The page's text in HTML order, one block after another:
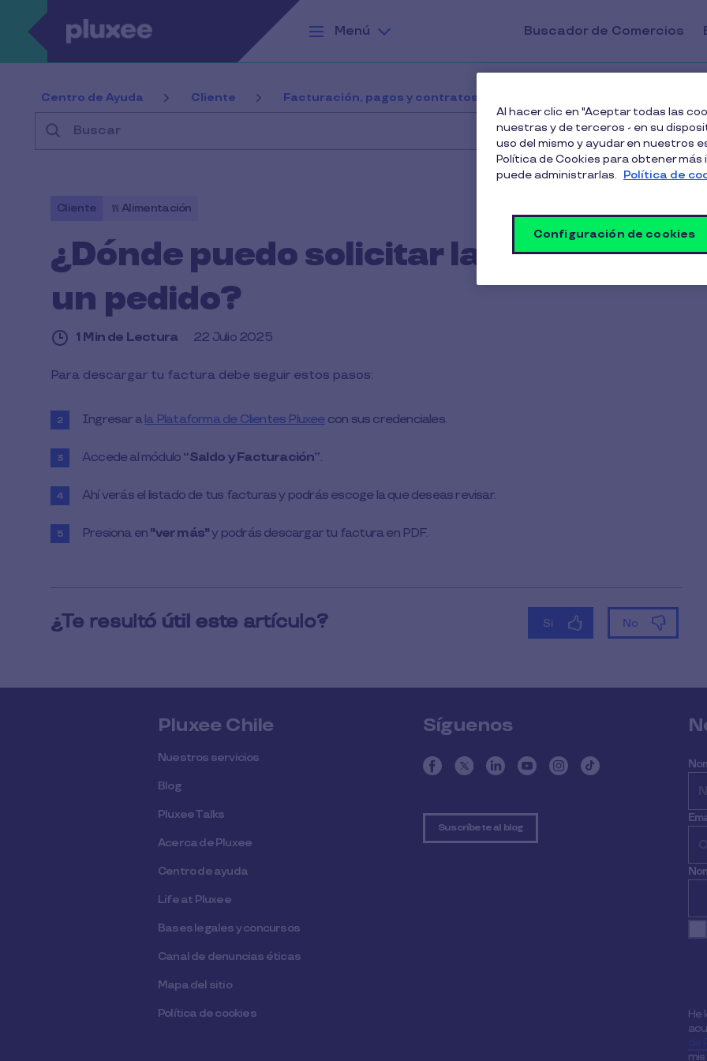
Pasar al contenido principal
Menú
Buscador de Comercios
Centro de Ayuda Cliente Facturación, pagos y contratos
Cliente Alimentación
¿Dónde puedo solicitar la factura de
un pedido?
1 Min de Lectura 22 Julio 2025
1
Lectura
Para descargar tu factura debe seguir estos pasos:
Ingresar ala Plataforma de Clientes Pluxee con sus credenciales.
Accede al módulo “Saldo y Facturación”.
Ahí verás el listado de tus facturas y podrás escoge la que deseas revisar.
Presiona en "ver más"y podrás descargar tu factura en PDF.
Pluxee Chile
Nuestros servicios
Blog
Pluxee Talks
Acerca de Pluxee
Centro de ayuda
Life at Pluxee
Bases legales y concursos
Canal de denuncias éticas
Mapa del sitio
Política de cookies
Síguenos
Suscríbete al blog
He
de
Al hacer clic en "Aceptar todas las
nuestras y de terceros - en su
uso del mismo y ayudar en nuestros
Política de Cookies para obtener
puede administrarlas. Política de
Configuración de cookies